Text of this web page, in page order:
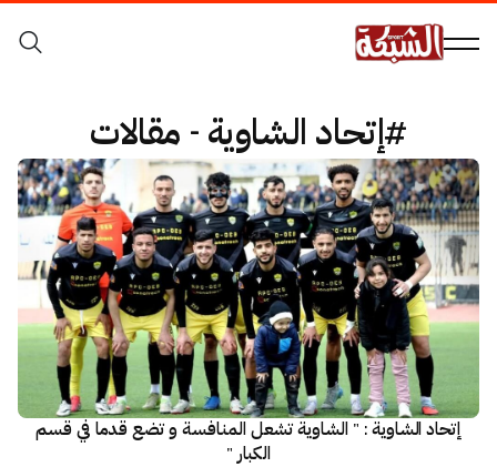
#إتحاد الشاوية - مقالات
إتحاد الشاوية : " الشاوية تشعل المنافسة و تضع قدما في قسم
الكبار "